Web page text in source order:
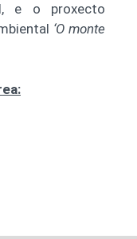
e o proxecto
‘O monte